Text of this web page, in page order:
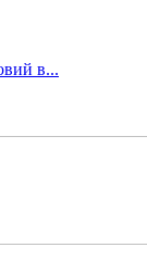
в...